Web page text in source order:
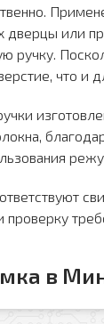
дверцы или
ручку.
что и
в
с
данных*
с